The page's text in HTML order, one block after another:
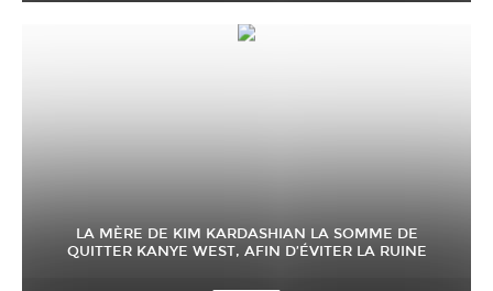
LA MÈRE DE KIM KARDASHIAN LA SOMME DE
QUITTER KANYE WEST, AFIN D’ÉVITER LA RUINE